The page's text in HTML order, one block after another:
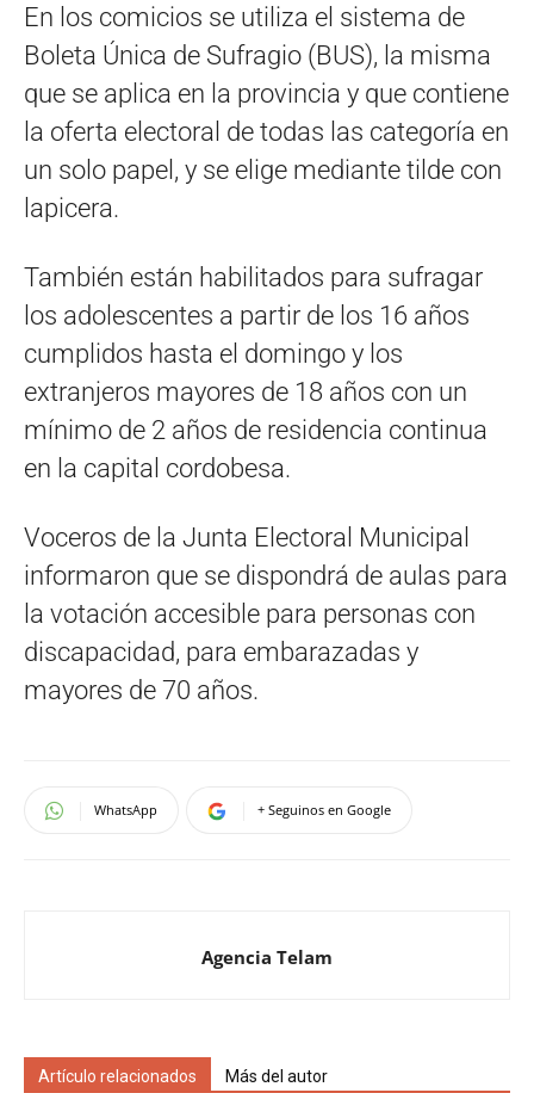
En los comicios se utiliza el sistema de
Boleta Única de Sufragio (BUS), la misma
que se aplica en la provincia y que contiene
la oferta electoral de todas las categoría en
un solo papel, y se elige mediante tilde con
lapicera.
También están habilitados para sufragar
los adolescentes a partir de los 16 años
cumplidos hasta el domingo y los
extranjeros mayores de 18 años con un
mínimo de 2 años de residencia continua
en la capital cordobesa.
Voceros de la Junta Electoral Municipal
informaron que se dispondrá de aulas para
la votación accesible para personas con
discapacidad, para embarazadas y
mayores de 70 años.
WhatsApp + Seguinos en Google
Agencia Telam
Artículo relacionados Más del autor